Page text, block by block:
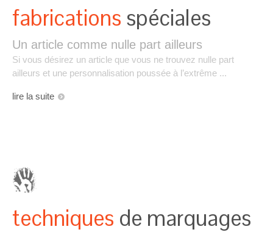
fabrications spéciales
Un article comme nulle part ailleurs
Si vous désirez un article que vous ne trouvez nulle part
ailleurs et une personnalisation poussée à l’extrême ...
lire la suite
techniques de marquages